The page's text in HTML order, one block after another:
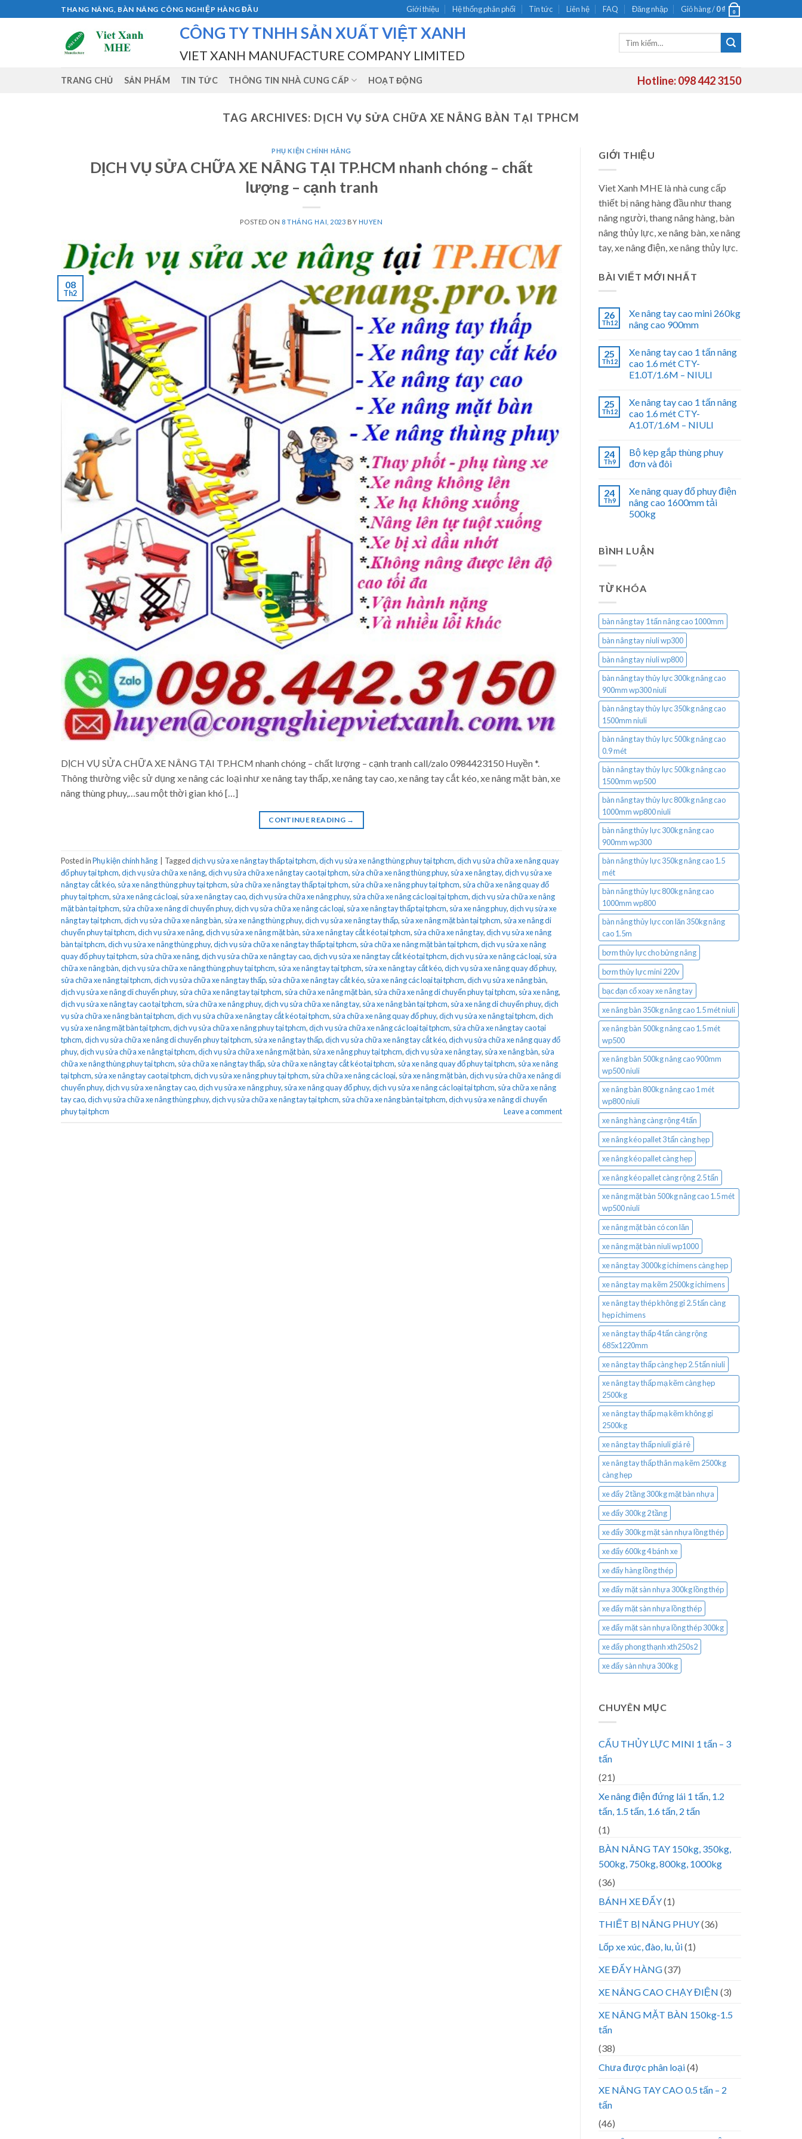
to
THANG NÂNG, BÀN NÂNG CÔNG NGHIỆP HÀNG ĐẦU Giới thiệu Hệ thống phân phối Tin tức Liên hệ FAQ Đăng nhập Giỏ hàng /0₫ 0
CÔNG TY TNHH SẢN XUẤT VIỆT XANH
VIET XANH MANUFACTURE COMPANY LIMITED
TRANG CHỦ SẢN PHẨM TIN TỨC THÔNG TIN NHÀ CUNG CẤP HOẠT ĐỘNG Hotline: 098 442 3150
TAG ARCHIVES: DỊCH VỤ SỬA CHỮA XE NÂNG BÀN TẠI TPHCM
PHỤ KIỆN CHÍNH HÃNG
DỊCH VỤ SỬA CHỮA XE NÂNG TẠI TP.HCM nhanh chóng – chất
lượng – cạnh tranh
POSTED ON 8 THÁNG HAI, 2023 BY HUYEN
08
Th2
DỊCH VỤ SỬA CHỮA XE NÂNG TẠI TP.HCM nhanh chóng – chất lượng – cạnh tranh call/zalo 0984423150 Huyền *.
Thông thường việc sử dụng xe nâng các loại như xe nâng tay thấp, xe nâng tay cao, xe nâng tay cắt kéo, xe nâng mặt bàn, xe
nâng thùng phuy,…sau một thời gian khó […]
CONTINUE READING →
Posted inPhụ kiện chính hãng Taggeddịch vụ sửa xe nâng tay thấp tại tphcm,dịch vụ sửa xe nâng thùng phuy tại tphcm,dịch vụ sửa chữa xe nâng quay
đổ phuy tại tphcm,dịch vụ sửa chữa xe nâng,dịch vụ sửa chữa xe nâng tay cao tại tphcm, sửa chữa xe nâng thùng phuy, sửa xe nâng tay,dịch vụ sửa xe
nâng tay cắt kéo, sửa xe nâng thùng phuy tại tphcm, sửa chữa xe nâng tay thấp tại tphcm, sửa chữa xe nâng phuy tại tphcm, sửa chữa xe nâng quay đổ
phuy tại tphcm, sửa xe nâng các loại, sửa xe nâng tay cao,dịch vụ sửa chữa xe nâng phuy, sửa chữa xe nâng các loại tại tphcm,dịch vụ sửa chữa xe nâng
mặt bàn tại tphcm, sửa chữa xe nâng di chuyển phuy,dịch vụ sửa chữa xe nâng các loại, sửa xe nâng tay thấp tại tphcm, sửa xe nâng phuy,dịch vụ sửa xe
nâng tay tại tphcm,dịch vụ sửa chữa xe nâng bàn, sửa xe nâng thùng phuy,dịch vụ sửa xe nâng tay thấp, sửa xe nâng mặt bàn tại tphcm, sửa xe nâng di
chuyển phuy tại tphcm,dịch vụ sửa xe nâng,dịch vụ sửa xe nâng mặt bàn, sửa xe nâng tay cắt kéo tại tphcm, sửa chữa xe nâng tay,dịch vụ sửa xe nâng
bàn tại tphcm,dịch vụ sửa xe nâng thùng phuy,dịch vụ sửa chữa xe nâng tay thấp tại tphcm, sửa chữa xe nâng mặt bàn tại tphcm,dịch vụ sửa xe nâng
quay đổ phuy tại tphcm, sửa chữa xe nâng,dịch vụ sửa chữa xe nâng tay cao,dịch vụ sửa xe nâng tay cắt kéo tại tphcm,dịch vụ sửa xe nâng các loại, sửa
chữa xe nâng bàn,dịch vụ sửa chữa xe nâng thùng phuy tại tphcm, sửa xe nâng tay tại tphcm, sửa xe nâng tay cắt kéo,dịch vụ sửa xe nâng quay đổ phuy,
sửa chữa xe nâng tại tphcm,dịch vụ sửa chữa xe nâng tay thấp, sửa chữa xe nâng tay cắt kéo, sửa xe nâng các loại tại tphcm,dịch vụ sửa xe nâng bàn,
dịch vụ sửa xe nâng di chuyển phuy, sửa chữa xe nâng tay tại tphcm, sửa chữa xe nâng mặt bàn, sửa chữa xe nâng di chuyển phuy tại tphcm, sửa xe nâng,
dịch vụ sửa xe nâng tay cao tại tphcm, sửa chữa xe nâng phuy,dịch vụ sửa chữa xe nâng tay, sửa xe nâng bàn tại tphcm, sửa xe nâng di chuyển phuy,dịch
vụ sửa chữa xe nâng bàn tại tphcm,dịch vụ sửa chữa xe nâng tay cắt kéo tại tphcm, sửa chữa xe nâng quay đổ phuy,dịch vụ sửa xe nâng tại tphcm,dịch
vụ sửa xe nâng mặt bàn tại tphcm,dịch vụ sửa chữa xe nâng phuy tại tphcm,dịch vụ sửa chữa xe nâng các loại tại tphcm, sửa chữa xe nâng tay cao tại
tphcm,dịch vụ sửa chữa xe nâng di chuyển phuy tại tphcm, sửa xe nâng tay thấp,dịch vụ sửa chữa xe nâng tay cắt kéo,dịch vụ sửa chữa xe nâng quay đổ
phuy,dịch vụ sửa chữa xe nâng tại tphcm,dịch vụ sửa chữa xe nâng mặt bàn, sửa xe nâng phuy tại tphcm,dịch vụ sửa xe nâng tay, sửa xe nâng bàn, sửa
chữa xe nâng thùng phuy tại tphcm, sửa chữa xe nâng tay thấp, sửa chữa xe nâng tay cắt kéo tại tphcm, sửa xe nâng quay đổ phuy tại tphcm, sửa xe nâng
tại tphcm, sửa xe nâng tay cao tại tphcm,dịch vụ sửa xe nâng phuy tại tphcm, sửa chữa xe nâng các loại, sửa xe nâng mặt bàn,dịch vụ sửa chữa xe nâng di
chuyển phuy,dịch vụ sửa xe nâng tay cao,dịch vụ sửa xe nâng phuy, sửa xe nâng quay đổ phuy,dịch vụ sửa xe nâng các loại tại tphcm, sửa chữa xe nâng
tay cao,dịch vụ sửa chữa xe nâng thùng phuy,dịch vụ sửa chữa xe nâng tay tại tphcm, sửa chữa xe nâng bàn tại tphcm,dịch vụ sửa xe nâng di chuyển
phuy tại tphcm
Leave a comment
GIỚI THIỆU
Viet Xanh MHE là nhà cung cấp
thiết bị nâng hàng đầu như thang
nâng người, thang nâng hàng, bàn
nâng thủy lực, xe nâng bàn, xe nâng
tay, xe nâng điện, xe nâng thủy lực.
BÀI VIẾT MỚI NHẤT
26
Th12
Xe nâng tay cao mini 260kg
nâng cao 900mm
25
Th12
Xe nâng tay cao 1 tấn nâng
cao 1.6 mét CTY-
E1.0T/1.6M – NIULI
25
Th12
Xe nâng tay cao 1 tấn nâng
cao 1.6 mét CTY-
A1.0T/1.6M – NIULI
24
Th9
Bộ kẹp gắp thùng phuy
đơn và đôi
24
Th9
Xe nâng quay đổ phuy điện
nâng cao 1600mm tải
500kg
BÌNH LUẬN
TỪ KHÓA
bàn nâng tay 1 tấn nâng cao 1000mm
bàn nâng tay niuli wp300
bàn nâng tay niuli wp800
bàn nâng tay thủy lực 300kg nâng cao
900mm wp300 niuli
bàn nâng tay thủy lực 350kg nâng cao
1500mm niuli
bàn nâng tay thủy lực 500kg nâng cao
0.9 mét
bàn nâng tay thủy lực 500kg nâng cao
1500mm wp500
bàn nâng tay thủy lực 800kg nâng cao
1000mm wp800 niuli
bàn nâng thủy lực 300kg nâng cao
900mm wp300
bàn nâng thủy lực 350kg nâng cao 1.5
mét
bàn nâng thủy lực 800kg nâng cao
1000mm wp800
bàn nâng thủy lực con lăn 350kg nâng
cao 1.5m
bơm thủy lực cho bửng nâng
bơm thủy lực mini 220v
bạc đạn cổ xoay xe nâng tay
xe nâng bàn 350kg nâng cao 1.5 mét niuli
xe nâng bàn 500kg nâng cao 1.5 mét
wp500
xe nâng bàn 500kg nâng cao 900mm
wp500 niuli
xe nâng bàn 800kg nâng cao 1 mét
wp800 niuli
xe nâng hàng càng rộng 4 tấn
xe nâng kéo pallet 3 tấn càng hẹp
xe nâng kéo pallet càng hẹp
xe nâng kéo pallet càng rộng 2.5 tấn
xe nâng mặt bàn 500kg nâng cao 1.5 mét
wp500 niuli
xe nâng mặt bàn có con lăn
xe nâng mặt bàn niuli wp1000
xe nâng tay 3000kg ichimens càng hẹp
xe nâng tay mạ kẽm 2500kg ichimens
xe nâng tay thép không gỉ 2.5 tấn càng
hẹp ichimens
xe nâng tay thấp 4 tấn càng rộng
685x1220mm
xe nâng tay thấp càng hẹp 2.5 tấn niuli
xe nâng tay thấp mạ kẽm càng hẹp
2500kg
xe nâng tay thấp mạ kẽm không gỉ
2500kg
xe nâng tay thấp niuli giá rẻ
xe nâng tay thấp thân mạ kẽm 2500kg
càng hẹp
xe đẩy 2 tầng 300kg mặt bàn nhựa
xe đẩy 300kg 2 tầng
xe đẩy 300kg mặt sàn nhựa lồng thép
xe đẩy 600kg 4 bánh xe
xe đẩy hàng lồng thép
xe đẩy mặt sàn nhựa 300kg lồng thép
xe đẩy mặt sàn nhựa lồng thép
xe đẩy mặt sàn nhựa lồng thép 300kg
xe đẩy phong thạnh xth250s2
xe đẩy sàn nhựa 300kg
CHUYÊN MỤC
CẨU THỦY LỰC MINI 1 tấn – 3
tấn
(21)
Xe nâng điện đứng lái 1 tấn, 1.2
tấn, 1.5 tấn, 1.6 tấn, 2 tấn
(1)
BÀN NÂNG TAY 150kg, 350kg,
500kg, 750kg, 800kg, 1000kg
(36)
BÁNH XE ĐẨY(1)
THIẾT BỊ NÂNG PHUY(36)
Lốp xe xúc, đào, lu, ủi(1)
XE ĐẨY HÀNG(37)
XE NÂNG CAO CHẠY ĐIỆN (3)
XE NÂNG MẶT BÀN 150kg-1.5
tấn
(38)
Chưa được phân loại(4)
XE NÂNG TAY CAO 0.5 tấn – 2
tấn
(46)